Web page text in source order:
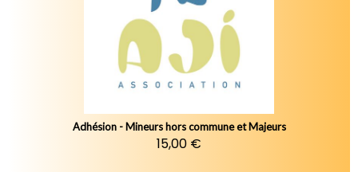
Adhésion - Mineurs hors commune et Majeurs
15,00 €